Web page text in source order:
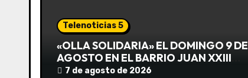
Telenoticias 5
«OLLA SOLIDARIA» EL DOMINGO 9 DE
AGOSTO EN EL BARRIO JUAN XXIII
DESDE LAS 13 HS
7 de agosto de 2026